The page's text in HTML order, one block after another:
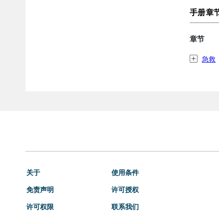
手册章
章节
急救
关于
免责声明
许可权限
使用条件
许可授权
联系我们